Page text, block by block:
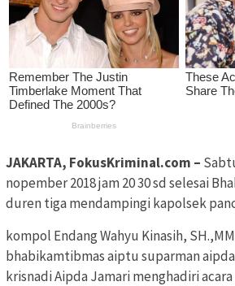
JAKARTA, FokusKriminal.com –
nopember 2018 jam 20 30 sd selesai
duren tiga mendampingi kapolsek
kompol Endang Wahyu Kinasih,
bhabikamtibmas aiptu suparman
krisnadi Aipda Jamari menghadiri